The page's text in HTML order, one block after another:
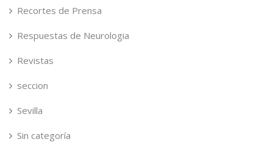
Recortes de Prensa
Respuestas de Neurologia
Revistas
seccion
Sevilla
Sin categoría